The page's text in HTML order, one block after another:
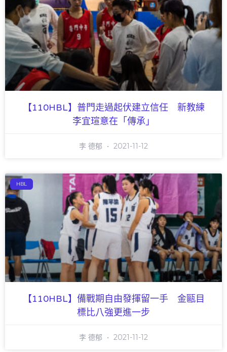
【110HBL】普門走過起伏建立信任 新教練
李宜瑄意在「傳承」
李 德郁 2021-11-12
HBL
【110HBL】備戰期自由發揮留一手 金甌目
標比八強更進一步
李 德郁 2021-11-12